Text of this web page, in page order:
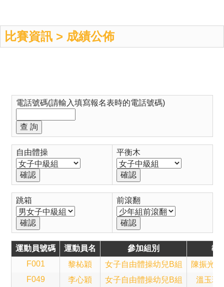
比賽資訊 > 成績公佈
電話號碼(請輸入填寫報名表時的電話號碼)
自由體操 平衡木
跳箱 前滾翻
運動員號碼 運動員名 參加組別
教
F001
黎杺穎 女子自由體操幼兒B組
陳振光
F049
李心穎 女子自由體操幼兒B組
溫玉珍